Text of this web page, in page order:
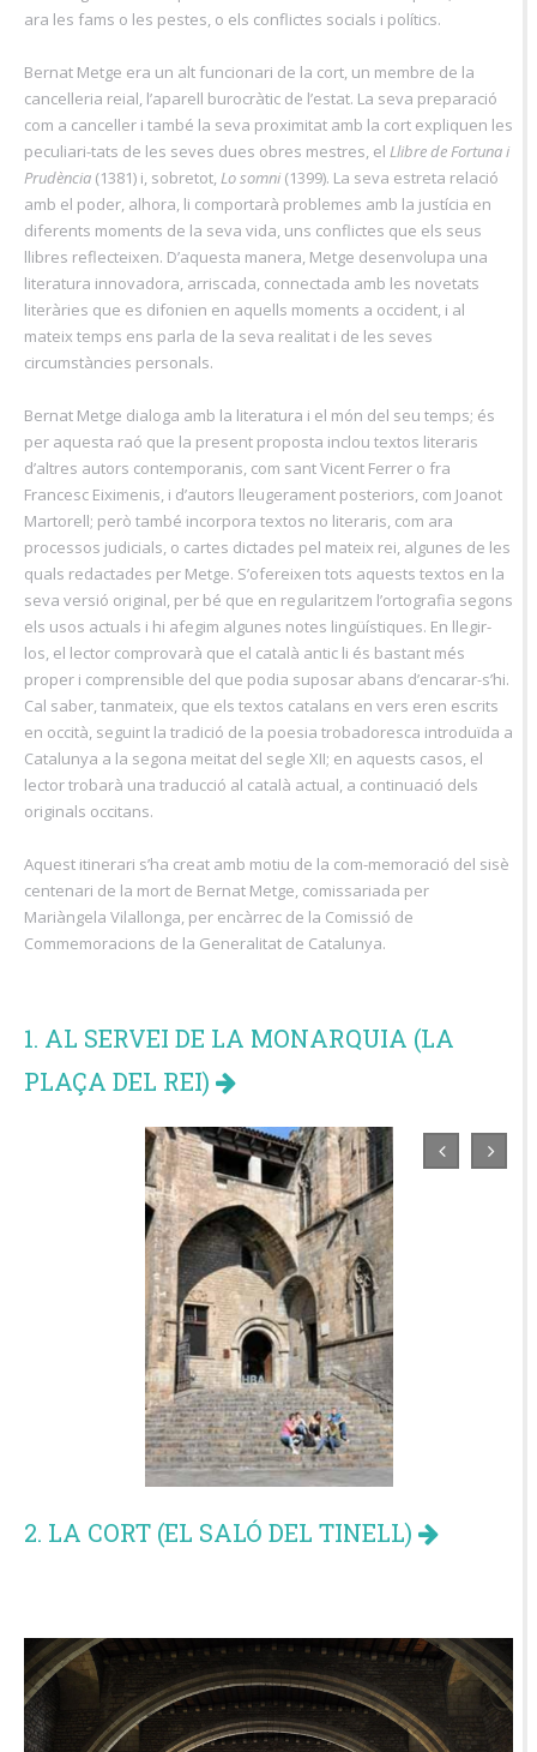
ara les fams o les pestes, o els conflictes socials i polítics.
Bernat Metge era un alt funcionari de la cort, un membre de la
cancelleria reial, l’aparell burocràtic de l’estat. La seva preparació
com a canceller i també la seva proximitat amb la cort expliquen les
peculiari-tats de les seves dues obres mestres, el Llibre de Fortuna i
Prudència (1381) i, sobretot,Lo somni (1399). La seva estreta relació
amb el poder, alhora, li comportarà problemes amb la justícia en
diferents moments de la seva vida, uns conflictes que els seus
llibres reflecteixen. D’aquesta manera, Metge desenvolupa una
literatura innovadora, arriscada, connectada amb les novetats
literàries que es difonien en aquells moments a occident, i al
mateix temps ens parla de la seva realitat i de les seves
circumstàncies personals.
Bernat Metge dialoga amb la literatura i el món del seu temps; és
per aquesta raó que la present proposta inclou textos literaris
d’altres autors contemporanis, com sant Vicent Ferrer o fra
Francesc Eiximenis, i d’autors lleugerament posteriors, com Joanot
Martorell; però també incorpora textos no literaris, com ara
processos judicials, o cartes dictades pel mateix rei, algunes de les
quals redactades per Metge. S’ofereixen tots aquests textos en la
seva versió original, per bé que en regularitzem l’ortografia segons
els usos actuals i hi afegim algunes notes lingüístiques. En llegir-
los, el lector comprovarà que el català antic li és bastant més
proper i comprensible del que podia suposar abans d’encarar-s’hi.
Cal saber, tanmateix, que els textos catalans en vers eren escrits
en occità, seguint la tradició de la poesia trobadoresca introduïda a
Catalunya a la segona meitat del segle XII; en aquests casos, el
lector trobarà una traducció al català actual, a continuació dels
originals occitans.
Aquest itinerari s’ha creat amb motiu de la com-memoració del sisè
centenari de la mort de Bernat Metge, comissariada per
Mariàngela Vilallonga, per encàrrec de la Comissió de
Commemoracions de la Generalitat de Catalunya.
1. AL SERVEI DE LA MONARQUIA (LA
PLAÇA DEL REI)
2. LA CORT (EL SALÓ DEL TINELL)